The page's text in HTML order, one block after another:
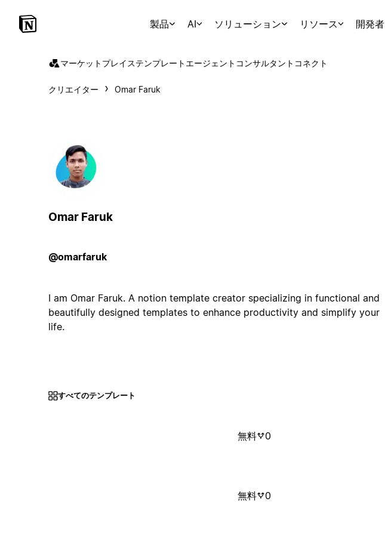
製品 AI ソリューション リソース 開発者
マーケットプレイステンプレート エージェント コンサルタント コネクト
クリエイター Omar Faruk
Omar Faruk
@omarfaruk
I am Omar Faruk. A notion template creator specializing in functional and
beautifully designed templates to enhance productivity and simplify your
life.
すべてのテンプレート
無料 0
無料 0